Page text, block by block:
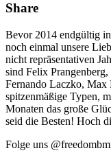
Share
Bevor 2014 endgültig
noch einmal unsere
nicht repräsentativen
sind Felix
Fernando Laczko, Max
spitzenmäßige Typen,
Monaten das große
seid die Besten! Hoch
Folge uns